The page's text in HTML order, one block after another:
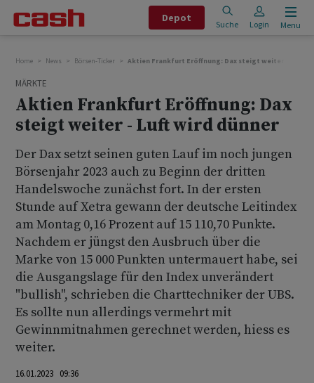
Depot
Suche Login Menu
Home News Börsen-Ticker Aktien Frankfurt Eröffnung: Dax steigt weiter - Luft
MÄRKTE
Aktien Frankfurt Eröffnung: Dax
steigt weiter - Luft wird dünner
Der Dax setzt seinen guten Lauf im noch jungen
Börsenjahr 2023 auch zu Beginn der dritten
Handelswoche zunächst fort. In der ersten
Stunde auf Xetra gewann der deutsche Leitindex
am Montag 0,16 Prozent auf 15 110,70 Punkte.
Nachdem er jüngst den Ausbruch über die
Marke von 15 000 Punkten untermauert habe, sei
die Ausgangslage für den Index unverändert
"bullish", schrieben die Charttechniker der UBS.
Es sollte nun allerdings vermehrt mit
Gewinnmitnahmen gerechnet werden, hiess es
weiter.
16.01.2023 09:36